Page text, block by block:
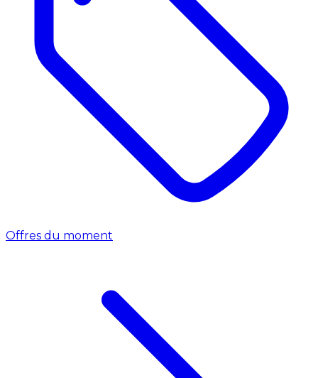
Offres du moment